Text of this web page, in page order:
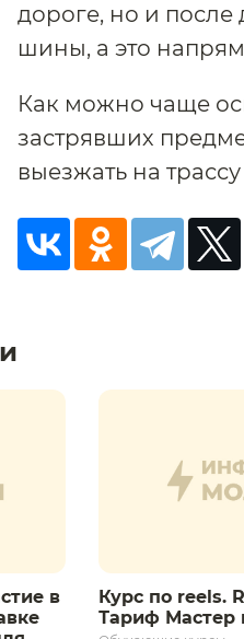
дороге, но и
шины, а это
Как можно чаще
застрявших
выезжать на
в
Курс по reels.
Тариф Мастер